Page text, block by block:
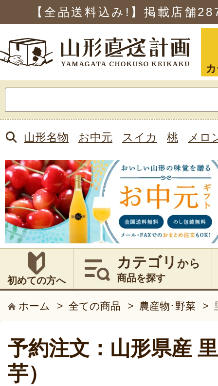
【全品送料込み!】掲載店舗
索:
山形名物 お中元 スイカ 桃 メロ
初めての方へ
カテゴリ から
商品を探す
ホーム > 全ての商品 > 農産物･野菜 >
予約注文：山形県産
芋）